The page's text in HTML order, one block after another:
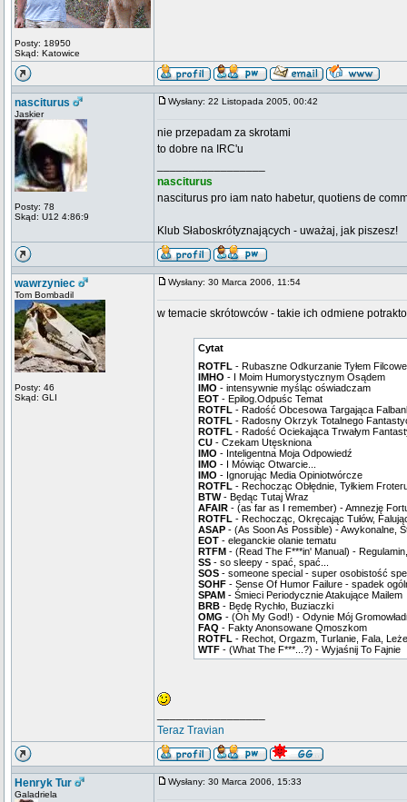
Posty: 18950
Skąd: Katowice
nasciturus
Jaskier
Posty: 78
Skąd: U12 4:86:9
Wysłany: 22 Listopada 2005, 00:42
nie przepadam za skrotami
to dobre na IRC'u
nasciturus
nasciturus pro iam nato habetur, quotiens de
Klub Słaboskrótyznających - uważaj, jak piszesz!
wawrzyniec
Tom Bombadil
Posty: 46
Skąd: GLI
Wysłany: 30 Marca 2006, 11:54
w temacie skrótowców - takie ich odmiene
Cytat
ROTFL - Rubaszne Odkurzanie Tyłem
IMHO - I Moim Humorystycznym Osądem
IMO - intensywnie myśląc oświadczam
EOT - Epilog.Odpuśc Temat
ROTFL - Radość Obcesowa Targająca
ROTFL - Radosny Okrzyk Totalnego
ROTFL - Radość Ociekająca Trwałym
CU - Czekam Utęskniona
IMO - Inteligentna Moja Odpowiedź
IMO - I Mówiąc Otwarcie...
IMO - Ignorując Media Opiniotwórcze
ROTFL - Rechocząc Obłędnie, Tyłkiem
BTW- Będąc Tutaj Wraz
AFAIR - (as far as I remember) - Amnezję
ROTFL - Rechocząc, Okręcając Tułów,
ASAP - (As Soon As Possible) - Awykonalne,
EOT - eleganckie olanie tematu
RTFM - (Read The F***in' Manual) -
SS - so sleepy - spać, spać...
SOS - someone special - super osobistość
SOHF - Sense Of Humor Failure - spadek
SPAM - Śmieci Periodycznie Atakujące Mailem
BRB - Będę Rychło, Buziaczki
OMG - (Oh My God!) - Odynie Mój
FAQ - Fakty Anonsowane Qmoszkom
ROTFL - Rechot, Orgazm, Turlanie, Fala,
WTF - (What The F***...?) - Wyjaśnij To Fajnie
Teraz Travian
Henryk Tur
Galadriela
Wysłany: 30 Marca 2006, 15:33